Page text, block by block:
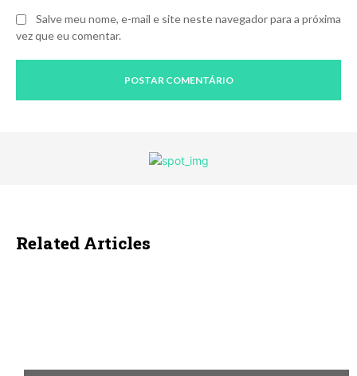
Salve meu nome, e-mail e site neste navegador para a próxima
vez que eu comentar.
Related Articles